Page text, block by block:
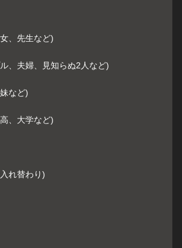
、先生など)
、夫婦、見知らぬ2人など)
など)
、大学など)
れ替わり)